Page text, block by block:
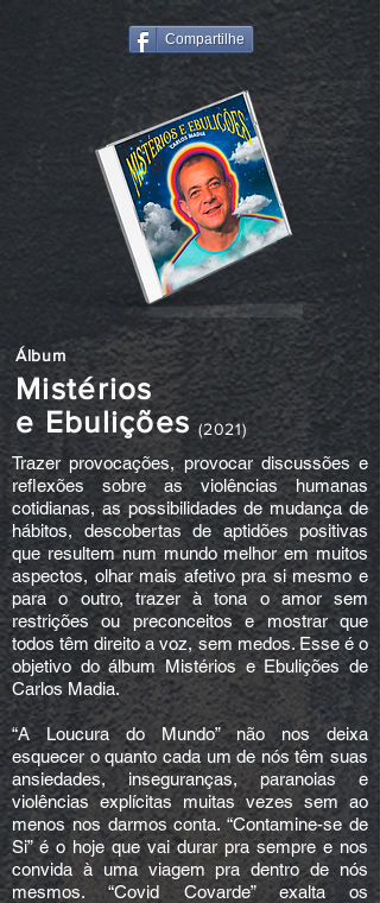
Álbum
Compartilhe
Mistérios
e Ebulições (2021)
Trazer provocações, provocar discussões e
reflexões sobre as violências humanas
cotidianas, as possibilidades de mudança de
hábitos, descobertas de aptidões positivas
que resultem num mundo melhor em muitos
aspectos, olhar mais afetivo pra si mesmo e
para o outro, trazer à tona o amor sem
restrições ou preconceitos e mostrar que
todos têm direito a voz, sem medos. Esse é o
objetivo do álbum Mistérios e Ebulições de
Carlos Madia.
“A Loucura do Mundo” não nos deixa
esquecer o quanto cada um de nós têm suas
ansiedades, inseguranças, paranoias e
violências explícitas muitas vezes sem ao
menos nos darmos conta. “Contamine-se de
Si” é o hoje que vai durar pra sempre e nos
convida à uma viagem pra dentro de nós
mesmos. “Covid Covarde” exalta os